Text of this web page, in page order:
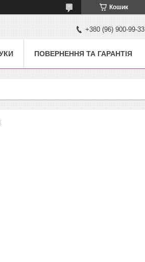
Кошик
+380 (96) 900-99-33
ПОВЕРНЕННЯ ТА ГАРАНТІЯ